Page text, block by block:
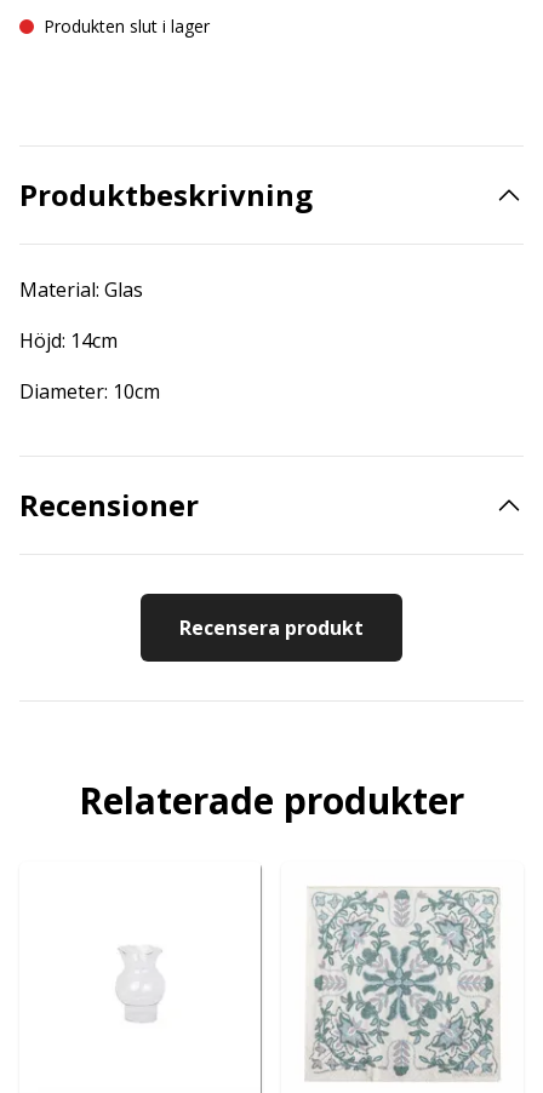
Produkten slut i lager
Produktbeskrivning
Material: Glas
Höjd: 14cm
Diameter: 10cm
Recensioner
Recensera produkt
Relaterade produkter